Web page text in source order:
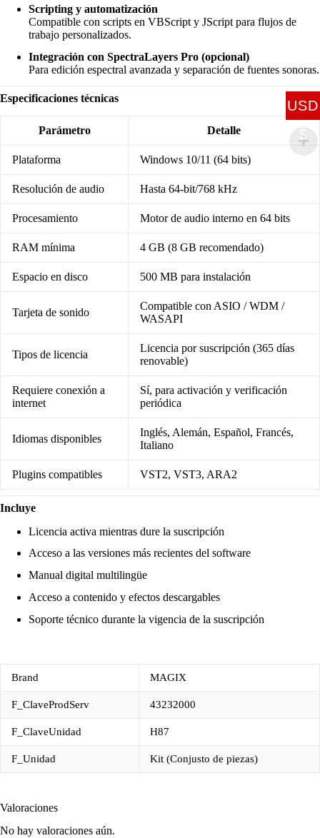
Scripting y automatización
Compatible con scripts en VBScript y JScript para flujos de
trabajo personalizados.
Integración con SpectraLayers Pro (opcional)
Para edición espectral avanzada y separación de fuentes sonoras.
Especificaciones técnicas
Parámetro Detalle
Plataforma Windows 10/11 (64 bits)
Resolución de audio Hasta 64-bit/768 kHz
Procesamiento Motor de audio interno en 64 bits
RAM mínima 4 GB (8 GB recomendado)
Espacio en disco 500 MB para instalación
Tarjeta de sonido
Compatible con ASIO / WDM /
WASAPI
Tipos de licencia
Licencia por suscripción (365 días
renovable)
Requiere conexión a
internet
Sí, para activación y verificación
periódica
Idiomas disponibles
Inglés, Alemán, Español, Francés,
Italiano
Plugins compatibles VST2, VST3, ARA2
Incluye
Licencia activa mientras dure la suscripción
Acceso a las versiones más recientes del software
Manual digital multilingüe
Acceso a contenido y efectos descargables
Soporte técnico durante la vigencia de la suscripción
Brand MAGIX
F_ClaveProdServ 43232000
F_ClaveUnidad H87
F_Unidad Kit (Conjusto de piezas)
Valoraciones
No hay valoraciones aún.
USD
$